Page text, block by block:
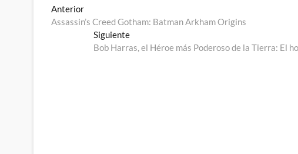
Navegación
de
entradas
AnteriorEntrada
anterior:
Assassin’s Creed Gotham: Batman Arkham Origins
SiguienteEntrada
siguiente:
Bob Harras, el Héroe más Poderoso de la Tierra: El